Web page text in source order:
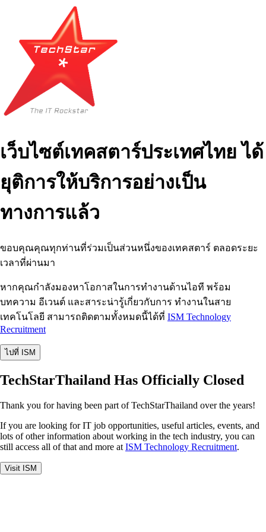
เว็บไซต์เทคสตาร์ประเทศไทย ได้
ยุติการให้บริการอย่างเป็น
ทางการแล้ว
ขอบคุณคุณทุกท่านที่ร่วมเป็นส่วนหนึ่งของเทคสตาร์ ตลอดระยะ
เวลาที่ผ่านมา
หากคุณกำลังมองหาโอกาสในการทำงานด้านไอที พร้อม
บทความ อีเวนต์ และสาระน่ารู้เกี่ยวกับการ ทำงานในสาย
เทคโนโลยี สามารถติดตามทั้งหมดนี้ได้ที่ ISM Technology
Recruitment
ไปที่ ISM
TechStarThailand Has Officially Closed
Thank you for having been part of TechStarThailand over the years!
If you are looking for IT job opportunities, useful articles, events, and
lots of other information about working in the tech industry, you can
still access all of that and more at ISM Technology Recruitment.
Visit ISM